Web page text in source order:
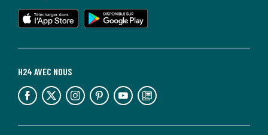
H24 AVEC NOUS
lien vers l'espace réseaux sociaux lien vers l'espace réseaux sociaux lien vers l'espace réseaux sociaux lien vers l'espace réseaux sociaux lien vers l'espace réseaux sociaux lien vers le blog la redoute
lien vers l'app store
lien vers google play